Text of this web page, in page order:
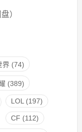
）
界(74)
(389)
LOL(197)
CF (112)